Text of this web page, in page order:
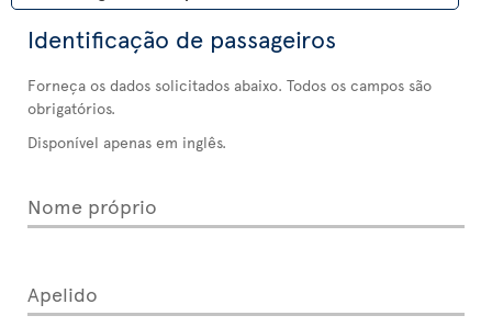
Identificação de passageiros
Forneça os dados solicitados abaixo. Todos os campos são
obrigatórios.
Disponível apenas em inglês.
Nome próprio
Apelido